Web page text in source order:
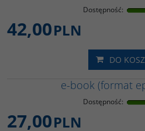
Dostępność:
42,00PLN
DO
e-book (format
Dostępność:
27,00PLN